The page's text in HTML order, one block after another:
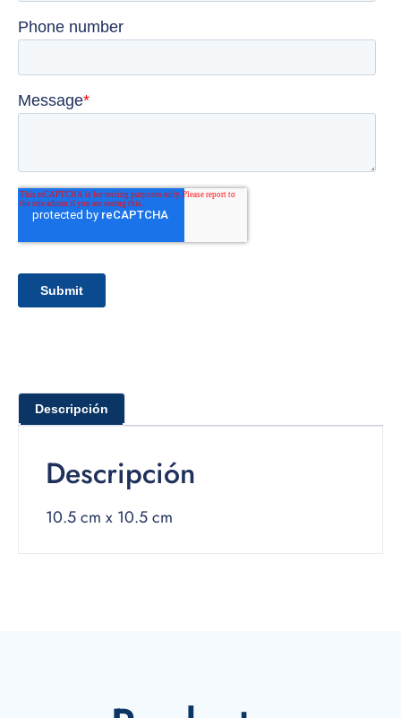
Descripción
Descripción
10.5 cm x 10.5 cm